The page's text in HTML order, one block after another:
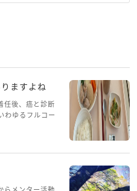
ますよね
任後、癌と診断
わゆるフルコー
ェに来られて
落ちパソコン